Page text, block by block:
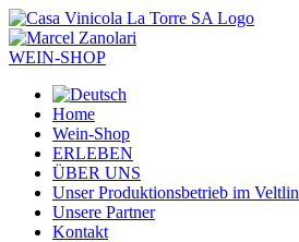
Zum
Inhalt
springen
WEIN-SHOP
Home
Wein-Shop
ERLEBEN
ÜBER UNS
Unser Produktionsbetrieb im Veltlin
Unsere Partner
Kontakt